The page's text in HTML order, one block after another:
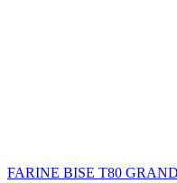
FARINE BISE T80